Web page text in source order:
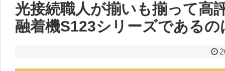
光接続職人が揃いも揃って高
融着機S123シリーズであるの